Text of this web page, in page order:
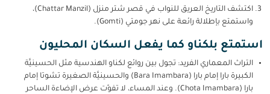
اكتشف التاريخ العريق للنواب في قصر شتر منزل (Chattar Manzil)،
واستمتع بإطلالة رائعة على نهر جومتي (Gomti).
استمتع بلكناو كما يفعل السكان المحليون
التراث المعماري الفريد: تجول بين روائع لكناو الهندسية مثل الحسينيَّة
الكبيرة بارا إمام بارا (Bara Imambara) والحسينيَّة
الصغيرة تشوتا إمام
بارا (Chota Imambara). وعند المساء، لا تفوّت عرض الإضاءة الساحر